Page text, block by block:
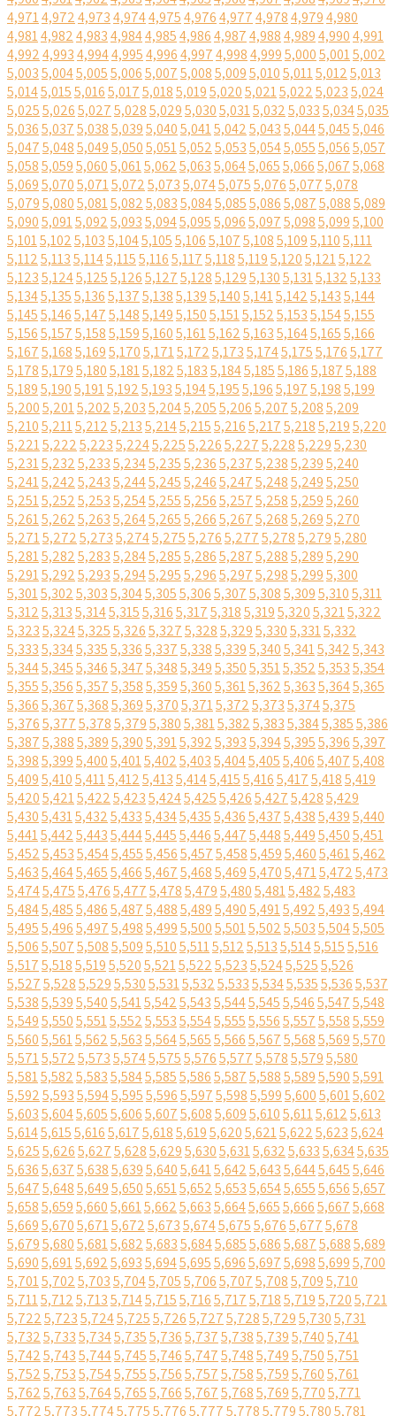
4,9714,9724,9734,9744,9754,9764,9774,9784,9794,980
4,9814,9824,9834,9844,9854,9864,9874,9884,9894,9904,991
4,9924,9934,9944,9954,9964,9974,9984,9995,0005,0015,002
5,0035,0045,0055,0065,0075,0085,0095,0105,0115,0125,013
5,0145,0155,0165,0175,0185,0195,0205,0215,0225,0235,024
5,0255,0265,0275,0285,0295,0305,0315,0325,0335,0345,035
5,0365,0375,0385,0395,0405,0415,0425,0435,0445,0455,046
5,0475,0485,0495,0505,0515,0525,0535,0545,0555,0565,057
5,0585,0595,0605,0615,0625,0635,0645,0655,0665,0675,068
5,0695,0705,0715,0725,0735,0745,0755,0765,0775,078
5,0795,0805,0815,0825,0835,0845,0855,0865,0875,0885,089
5,0905,0915,0925,0935,0945,0955,0965,0975,0985,0995,100
5,1015,1025,1035,1045,1055,1065,1075,1085,1095,1105,111
5,1125,1135,1145,1155,1165,1175,1185,1195,1205,1215,122
5,1235,1245,1255,1265,1275,1285,1295,1305,1315,1325,133
5,1345,1355,1365,1375,1385,1395,1405,1415,1425,1435,144
5,1455,1465,1475,1485,1495,1505,1515,1525,1535,1545,155
5,1565,1575,1585,1595,1605,1615,1625,1635,1645,1655,166
5,1675,1685,1695,1705,1715,1725,1735,1745,1755,1765,177
5,1785,1795,1805,1815,1825,1835,1845,1855,1865,1875,188
5,1895,1905,1915,1925,1935,1945,1955,1965,1975,1985,199
5,2005,2015,2025,2035,2045,2055,2065,2075,2085,209
5,2105,2115,2125,2135,2145,2155,2165,2175,2185,2195,220
5,2215,2225,2235,2245,2255,2265,2275,2285,2295,230
5,2315,2325,2335,2345,2355,2365,2375,2385,2395,240
5,2415,2425,2435,2445,2455,2465,2475,2485,2495,250
5,2515,2525,2535,2545,2555,2565,2575,2585,2595,260
5,2615,2625,2635,2645,2655,2665,2675,2685,2695,270
5,2715,2725,2735,2745,2755,2765,2775,2785,2795,280
5,2815,2825,2835,2845,2855,2865,2875,2885,2895,290
5,2915,2925,2935,2945,2955,2965,2975,2985,2995,300
5,3015,3025,3035,3045,3055,3065,3075,3085,3095,3105,311
5,3125,3135,3145,3155,3165,3175,3185,3195,3205,3215,322
5,3235,3245,3255,3265,3275,3285,3295,3305,3315,332
5,3335,3345,3355,3365,3375,3385,3395,3405,3415,3425,343
5,3445,3455,3465,3475,3485,3495,3505,3515,3525,3535,354
5,3555,3565,3575,3585,3595,3605,3615,3625,3635,3645,365
5,3665,3675,3685,3695,3705,3715,3725,3735,3745,375
5,3765,3775,3785,3795,3805,3815,3825,3835,3845,3855,386
5,3875,3885,3895,3905,3915,3925,3935,3945,3955,3965,397
5,3985,3995,4005,4015,4025,4035,4045,4055,4065,4075,408
5,4095,4105,4115,4125,4135,4145,4155,4165,4175,4185,419
5,4205,4215,4225,4235,4245,4255,4265,4275,4285,429
5,4305,4315,4325,4335,4345,4355,4365,4375,4385,4395,440
5,4415,4425,4435,4445,4455,4465,4475,4485,4495,4505,451
5,4525,4535,4545,4555,4565,4575,4585,4595,4605,4615,462
5,4635,4645,4655,4665,4675,4685,4695,4705,4715,4725,473
5,4745,4755,4765,4775,4785,4795,4805,4815,4825,483
5,4845,4855,4865,4875,4885,4895,4905,4915,4925,4935,494
5,4955,4965,4975,4985,4995,5005,5015,5025,5035,5045,505
5,5065,5075,5085,5095,5105,5115,5125,5135,5145,5155,516
5,5175,5185,5195,5205,5215,5225,5235,5245,5255,526
5,5275,5285,5295,5305,5315,5325,5335,5345,5355,5365,537
5,5385,5395,5405,5415,5425,5435,5445,5455,5465,5475,548
5,5495,5505,5515,5525,5535,5545,5555,5565,5575,5585,559
5,5605,5615,5625,5635,5645,5655,5665,5675,5685,5695,570
5,5715,5725,5735,5745,5755,5765,5775,5785,5795,580
5,5815,5825,5835,5845,5855,5865,5875,5885,5895,5905,591
5,5925,5935,5945,5955,5965,5975,5985,5995,6005,6015,602
5,6035,6045,6055,6065,6075,6085,6095,6105,6115,6125,613
5,6145,6155,6165,6175,6185,6195,6205,6215,6225,6235,624
5,6255,6265,6275,6285,6295,6305,6315,6325,6335,6345,635
5,6365,6375,6385,6395,6405,6415,6425,6435,6445,6455,646
5,6475,6485,6495,6505,6515,6525,6535,6545,6555,6565,657
5,6585,6595,6605,6615,6625,6635,6645,6655,6665,6675,668
5,6695,6705,6715,6725,6735,6745,6755,6765,6775,678
5,6795,6805,6815,6825,6835,6845,6855,6865,6875,6885,689
5,6905,6915,6925,6935,6945,6955,6965,6975,6985,6995,700
5,7015,7025,7035,7045,7055,7065,7075,7085,7095,710
5,7115,7125,7135,7145,7155,7165,7175,7185,7195,7205,721
5,7225,7235,7245,7255,7265,7275,7285,7295,7305,731
5,7325,7335,7345,7355,7365,7375,7385,7395,7405,741
5,7425,7435,7445,7455,7465,7475,7485,7495,7505,751
5,7525,7535,7545,7555,7565,7575,7585,7595,7605,761
5,7625,7635,7645,7655,7665,7675,7685,7695,7705,771
5,7725,7735,7745,7755,7765,7775,7785,7795,7805,781